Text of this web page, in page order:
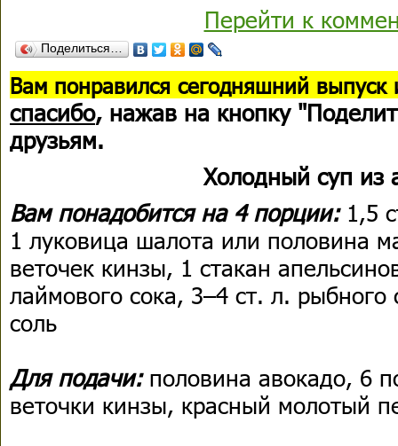
Перейти к
Поделиться…
Вам понравился сегодняшний выпуск
спасибо, нажав на кнопку
друзьям.
Холодный суп из
Вам понадобится на 4 порции: 1,5
1 луковица шалота или половина
веточек кинзы, 1 стакан
лаймового сока, 3–4 ст. л. рыбного
соль
Для подачи: половина авокадо, 6
веточки кинзы, красный молотый